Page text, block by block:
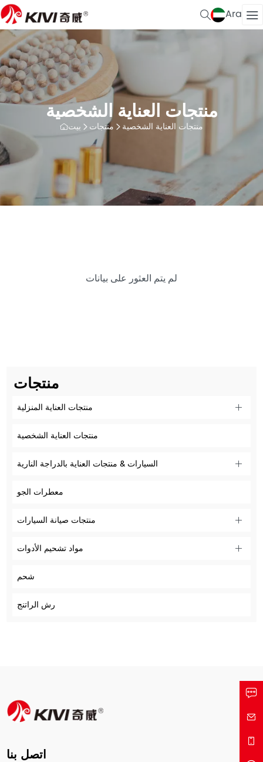
Ara
منتجات العناية الشخصية
بيت منتجات منتجات العناية الشخصية
لم يتم العثور على بيانات
منتجات
منتجات العناية المنزلية
منتجات العناية الشخصية
السيارات & منتجات العناية بالدراجة النارية
معطرات الجو
منتجات صيانة السيارات
مواد تشحيم الأدوات
شحم
رش الراتنج
اتصل بنا